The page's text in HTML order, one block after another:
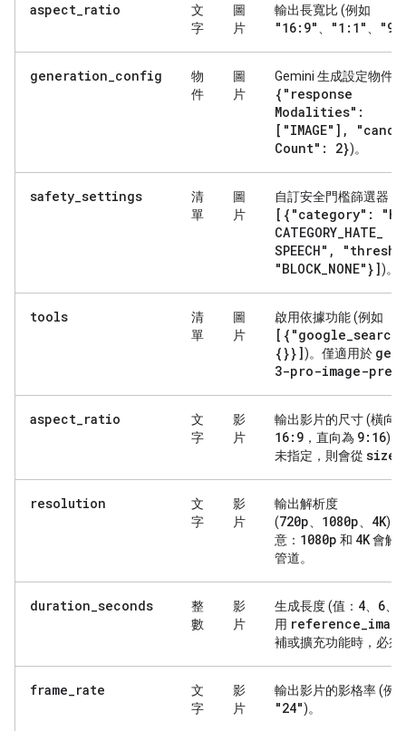
aspect_ratio
文
字
圖
片
輸出長寬比 (例如
"16:9" "1:1"
generation_config
物
件
圖
片
Gemini 生成設定物件 (
{"response
Modalities":
["IMAGE"] ,
Count": 2})。
safety_settings
清
單
圖
片
自訂安全門檻篩選器 (
[{"category":
CATEGORY_HATE_
SPEECH" ,
"BLOCK_NONE"}])。
tools
清
單
圖
片
啟用依據功能 (例如
[{"google_
{}}])。僅適用於
3-pro-image-
aspect_ratio
文
字
影
片
輸出影片的尺寸 (橫向
16:9 ，直向為 9:16)。
未指定，則會從 size
resolution
文
字
影
片
輸出解析度
(720p 1080p 4K)。
意： 1080p 和 4K會觸
管道。
duration_seconds
整
數
影
片
生成長度 (值： 4 6
用 reference_
補或擴充功能時，必
frame_rate
文
字
影
片
輸出影片的影格率 (例
"24")。